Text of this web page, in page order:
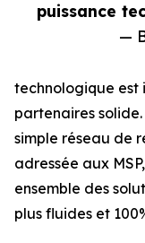
puissance
—
technologique est
partenaires
simple réseau de
adressée aux
ensemble des
plus fluides et